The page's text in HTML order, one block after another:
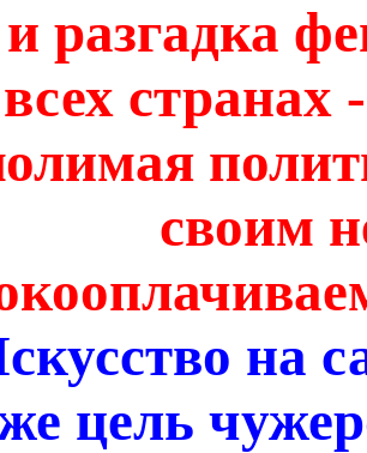
и разгадка
всех странах
своим
на
цель